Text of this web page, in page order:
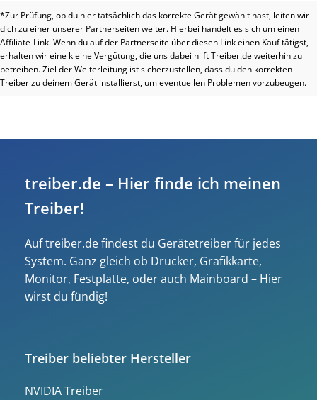
*Zur Prüfung, ob du hier tatsächlich das korrekte Gerät gewählt hast, leiten wir
dich zu einer unserer Partnerseiten weiter. Hierbei handelt es sich um einen
Affiliate-Link. Wenn du auf der Partnerseite über diesen Link einen Kauf tätigst,
erhalten wir eine kleine Vergütung, die uns dabei hilft Treiber.de weiterhin zu
betreiben. Ziel der Weiterleitung ist sicherzustellen, dass du den korrekten
Treiber zu deinem Gerät installierst, um eventuellen Problemen vorzubeugen.
treiber.de – Hier finde ich meinen
Treiber!
Auf treiber.de findest du Gerätetreiber für jedes
System. Ganz gleich ob Drucker, Grafikkarte,
Monitor, Festplatte, oder auch Mainboard – Hier
wirst du fündig!
Treiber beliebter Hersteller
NVIDIA Treiber